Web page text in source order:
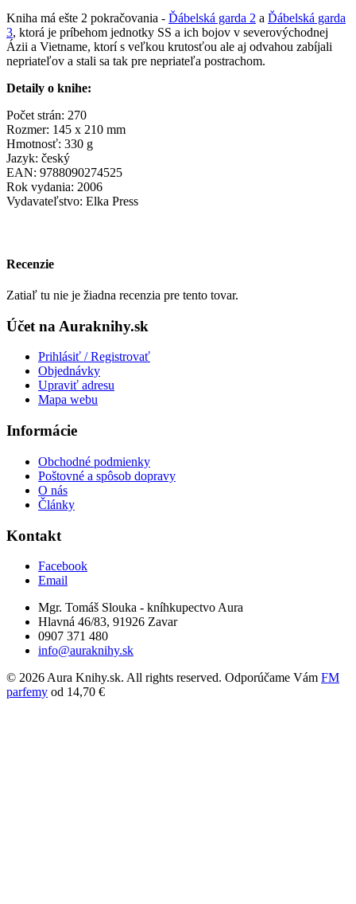
Kniha má ešte 2 pokračovania - Ďábelská garda 2 a Ďábelská garda
3, ktorá je príbehom jednotky SS a ich bojov v severovýchodnej
Ázii a Vietname, ktorí s veľkou krutosťou ale aj odvahou zabíjali
nepriateľov a stali sa tak pre nepriateľa postrachom.
Detaily o knihe:
Počet strán: 270
Rozmer: 145 x 210 mm
Hmotnosť: 330 g
Jazyk: český
EAN: 9788090274525
Rok vydania: 2006
Vydavateľstvo: Elka Press
Recenzie
Zatiaľ tu nie je žiadna recenzia pre tento tovar.
Účet na Auraknihy.sk
Prihlásiť / Registrovať
Objednávky
Upraviť adresu
Mapa webu
Informácie
Obchodné podmienky
Poštovné a spôsob dopravy
O nás
Články
Kontakt
Facebook
Email
Mgr. Tomáš Slouka - kníhkupectvo Aura
Hlavná 46/83, 91926 Zavar
0907 371 480
info@auraknihy.sk
© 2026 Aura Knihy.sk. All rights reserved. Odporúčame Vám FM
parfemy od 14,70 €